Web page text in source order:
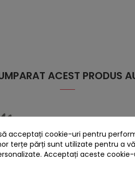
ACEST PRODUS
acceptați cookie-uri pentru
terțe părți sunt utilizate pentru a
Acceptați aceste